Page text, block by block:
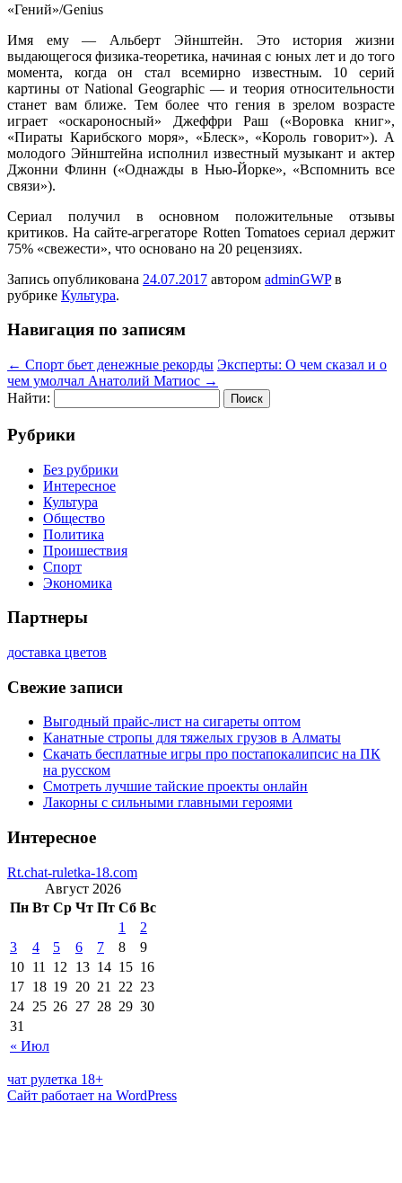
«Гений»/Genius
Имя ему — Альберт Эйнштейн. Это история жизни
выдающегося физика-теоретика, начиная с юных лет и до того
момента, когда он стал всемирно известным. 10 серий
картины от National Geographic — и теория относительности
станет вам ближе. Тем более что гения в зрелом возрасте
играет «оскароносный» Джеффри Раш («Воровка книг»,
«Пираты Карибского моря», «Блеск», «Король говорит»). А
молодого Эйнштейна исполнил известный музыкант и актер
Джонни Флинн («Однажды в Нью-Йорке», «Вспомнить все
связи»).
Сериал получил в основном положительные отзывы
критиков. На сайте-агрегаторе Rotten Tomatoes сериал держит
75% «свежести», что основано на 20 рецензиях.
Запись опубликована 24.07.2017 автором adminGWPв
рубрике Культура.
Навигация по записям
← Спорт бьет денежные рекорды Эксперты: О чем сказал и о
чем умолчал Анатолий Матиос →
Найти:
Рубрики
Без рубрики
Интересное
Культура
Общество
Политика
Проишествия
Спорт
Экономика
Партнеры
доставка цветов
Свежие записи
Выгодный прайс-лист на сигареты оптом
Канатные стропы для тяжелых грузов в Алматы
Скачать бесплатные игры про постапокалипсис на ПК
на русском
Смотреть лучшие тайские проекты онлайн
Лакорны с сильными главными героями
Интересное
Rt.chat-ruletka-18.com
Август 2026
Пн Вт Ср Чт Пт Сб Вс
« Июл
1
2
3
4 5 6 7 8
9
10 11 12 13 14 15 16
17 18 19 20 21 22 23
24 25 26 27 28 29 30
31
чат рулетка 18+
Сайт работает на WordPress